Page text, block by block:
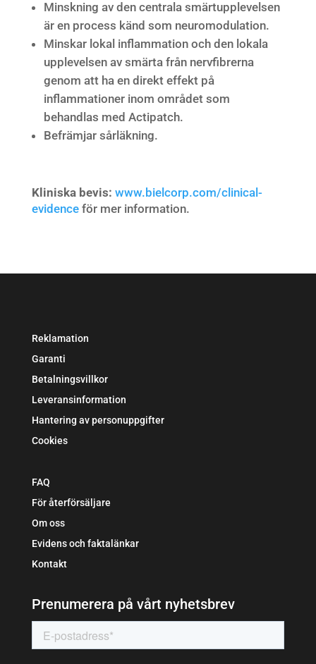
Minskning av den centrala smärtupplevelsen
är en process känd som neuromodulation.
Minskar lokal inflammation och den lokala
upplevelsen av smärta från nervfibrerna
genom att ha en direkt effekt på
inflammationer inom området som
behandlas med Actipatch.
Befrämjar sårläkning.
Kliniska bevis: www.bielcorp.com/clinical-
evidenceför mer information.
Reklamation
Garanti
Betalningsvillkor
Leveransinformation
Hantering av personuppgifter
Cookies
FAQ
För återförsäljare
Om oss
Evidens och faktalänkar
Kontakt
Prenumerera på vårt nyhetsbrev